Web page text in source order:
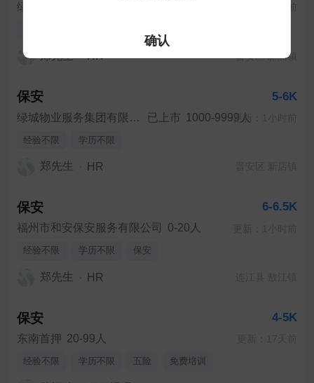
郑先生 HR 晋安区 新店镇
保安 5-6K
绿城物业服务集团有限公司福建分公司 已上市 1000-9999人更新：1小时前
经验不限 学历不限
郑先生 HR
保安 6-6.5K
福州市和安保安服务有限公司 0-20人
经验不限 学历不限 保安
郑先生 HR
保安 4-5K
东南首押 20-99人
经验不限 学历不限 五险 免费培训
确认